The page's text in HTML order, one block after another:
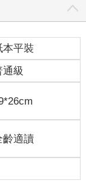
本平裝
通級
齡適讀